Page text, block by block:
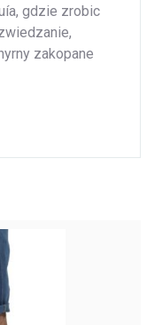
gdzie zrobic
zakopane